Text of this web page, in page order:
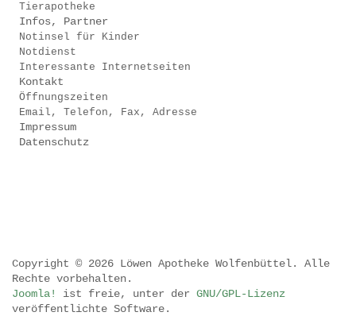
Tierapotheke
Infos, Partner
Notinsel für Kinder
Notdienst
Interessante Internetseiten
Kontakt
Öffnungszeiten
Email, Telefon, Fax, Adresse
Impressum
Datenschutz
Copyright © 2026 Löwen Apotheke Wolfenbüttel. Alle
Rechte vorbehalten.
Joomla!
ist freie, unter der GNU/GPL-Lizenz
veröffentlichte Software.